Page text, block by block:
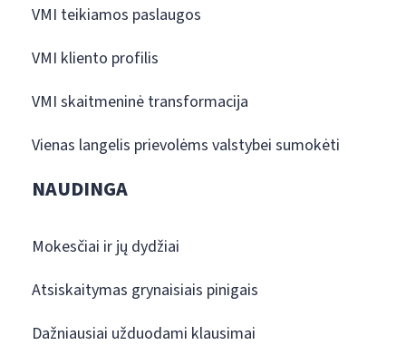
VMI teikiamos paslaugos
VMI kliento profilis
VMI skaitmeninė transformacija
Vienas langelis prievolėms valstybei sumokėti
NAUDINGA
Mokesčiai ir jų dydžiai
Atsiskaitymas grynaisiais pinigais
Dažniausiai užduodami klausimai